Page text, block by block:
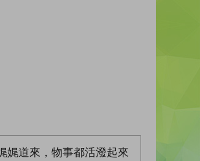
娓道來，物事都活潑起來